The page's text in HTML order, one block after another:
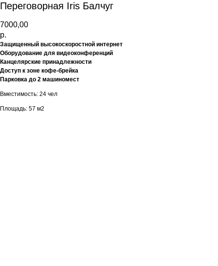
Переговорная Iris Балчуг
7000,00
р.
Защищенный высокоскоростной интернет
Оборудование для видеоконференций
Канцелярские принадлежности
Доступ к зоне кофе-брейка
Парковка до 2 машиномест
Вместимость: 24 чел
Площадь: 57 м2